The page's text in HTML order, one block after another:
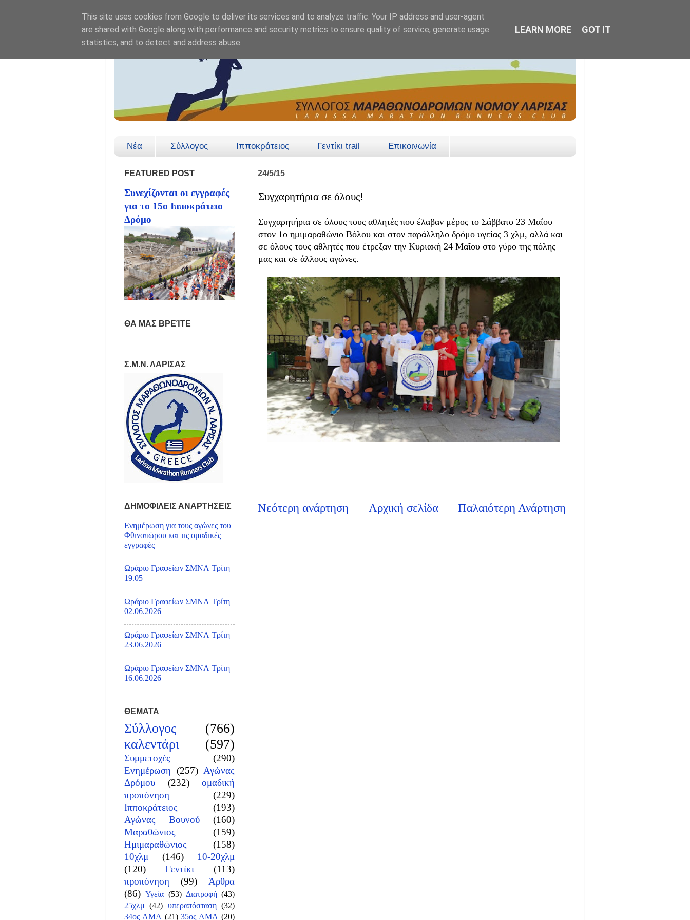
Νέα Σύλλογος Ιπποκράτειος Γεντίκι trail Επικοινωνία
24/5/15
Συγχαρητήρια σε όλους!
Συγχαρητήρια σε όλους τους αθλητές που έλαβαν μέρος το Σάββατο 23 Μαΐου
στον 1ο ημιμαραθώνιο Βόλου και στον παράλληλο δρόμο υγείας 3 χλμ, αλλά και
σε όλους τους αθλητές που έτρεξαν την Κυριακή 24 Μαΐου στο γύρο της πόλης
μας και σε άλλους αγώνες.
Νεότερη ανάρτηση Παλαιότερη Ανάρτηση
Αρχική σελίδα
FEATURED POST
Συνεχίζονται οι εγγραφές
για το 15ο Ιπποκράτειο
Δρόμο
ΘΑ ΜΑΣ ΒΡΕΊΤΕ
Σ.Μ.Ν. ΛΑΡΙΣΑΣ
ΔΗΜΟΦΙΛΕΙΣ ΑΝΑΡΤΗΣΕΙΣ
Ενημέρωση για τους αγώνες του
Φθινοπώρου και τις ομαδικές
εγγραφές
Ωράριο Γραφείων ΣΜΝΛ Τρίτη
19.05
Ωράριο Γραφείων ΣΜΝΛ Τρίτη
02.06.2026
Ωράριο Γραφείων ΣΜΝΛ Τρίτη
23.06.2026
Ωράριο Γραφείων ΣΜΝΛ Τρίτη
16.06.2026
ΘΕΜΑΤΑ
Σύλλογος
(766)
καλεντάρι
(597)
Συμμετοχές
(290)
Ενημέρωση (257) Αγώνας
Δρόμου
(232)
ομαδική
προπόνηση
(229)
Ιπποκράτειος
(193)
Αγώνας Βουνού
(160)
Μαραθώνιος
(159)
Ημιμαραθώνιος
(158)
10χλμ
(146)
10-20χλμ
(120)
Γεντίκι
(113)
προπόνηση
(99)
Άρθρα
(86) Υγεία (53) Διατροφή (43)
25χλμ (42) υπεραπόσταση (32)
34ος ΑΜΑ (21) 35ος ΑΜΑ (20)
This site uses cookies from Google to deliver its services and to analyze traffic. Your IP address and user-agent
are shared with Google along with performance and security metrics to ensure quality of service, generate usage
statistics, and to detect and address abuse.
LEARN MORE GOT IT